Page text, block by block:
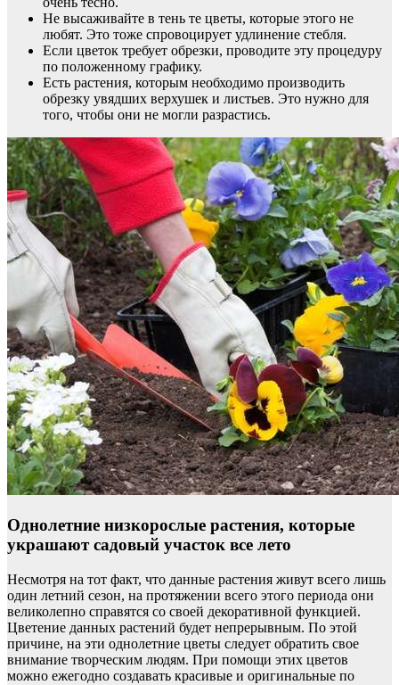
Не высаживайте в тень те цветы, которые этого не
любят. Это тоже спровоцирует удлинение стебля.
Если цветок требует обрезки, проводите эту процедуру
по положенному графику.
Есть растения, которым необходимо производить
обрезку увядших верхушек и листьев. Это нужно для
того, чтобы они не могли разрастись.
Однолетние низкорослые растения, которые
украшают садовый участок все лето
Несмотря на тот факт, что данные растения живут всего лишь
один летний сезон, на протяжении всего этого периода они
великолепно справятся со своей декоративной функцией.
Цветение данных растений будет непрерывным. По этой
причине, на эти однолетние цветы следует обратить свое
внимание творческим людям. При помощи этих цветов
можно ежегодно создавать красивые и оригинальные по